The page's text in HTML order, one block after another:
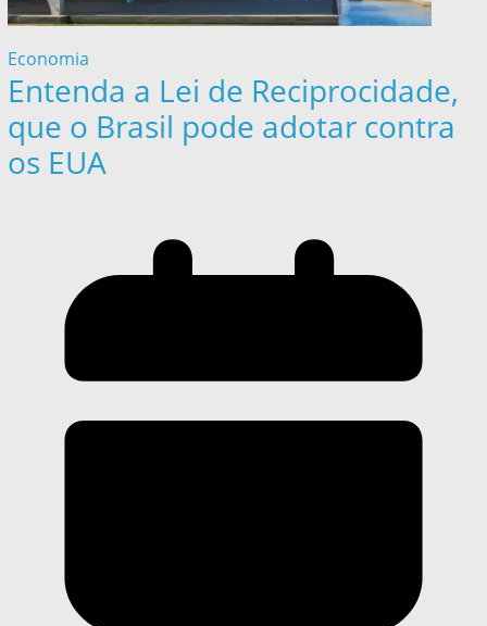
Economia
Entenda a Lei de Reciprocidade,
que o Brasil pode adotar contra
os EUA